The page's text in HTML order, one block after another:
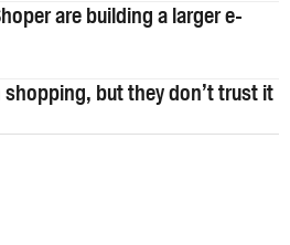
are building a larger e-
shopping, but they don’t trust it